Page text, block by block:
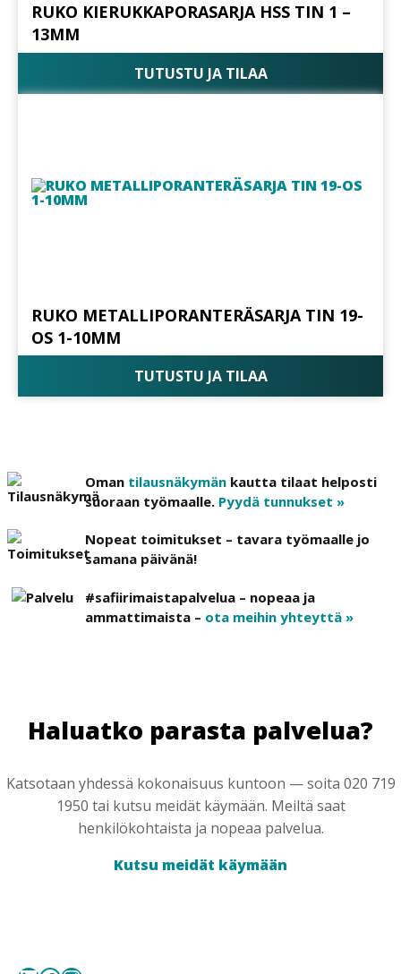
RUKO KIERUKKAPORASARJA HSS TIN 1 –
13MM
TUTUSTU JA TILAA
RUKO METALLIPORANTERÄSARJA TIN 19-
OS 1-10MM
TUTUSTU JA TILAA
Oman tilausnäkymän kautta tilaat helposti
suoraan työmaalle. Pyydä tunnukset »
Nopeat toimitukset – tavara työmaalle jo
samana päivänä!
#safiirimaistapalvelua – nopeaa ja
ammattimaista – ota meihin yhteyttä »
Haluatko parasta palvelua?
Katsotaan yhdessä kokonaisuus kuntoon — soita 020 719
1950 tai kutsu meidät käymään. Meiltä saat
henkilökohtaista ja nopeaa palvelua.
Kutsu meidät käymään